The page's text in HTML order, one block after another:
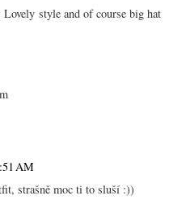
style and of course big hat
AM
strašně moc ti to sluší :))